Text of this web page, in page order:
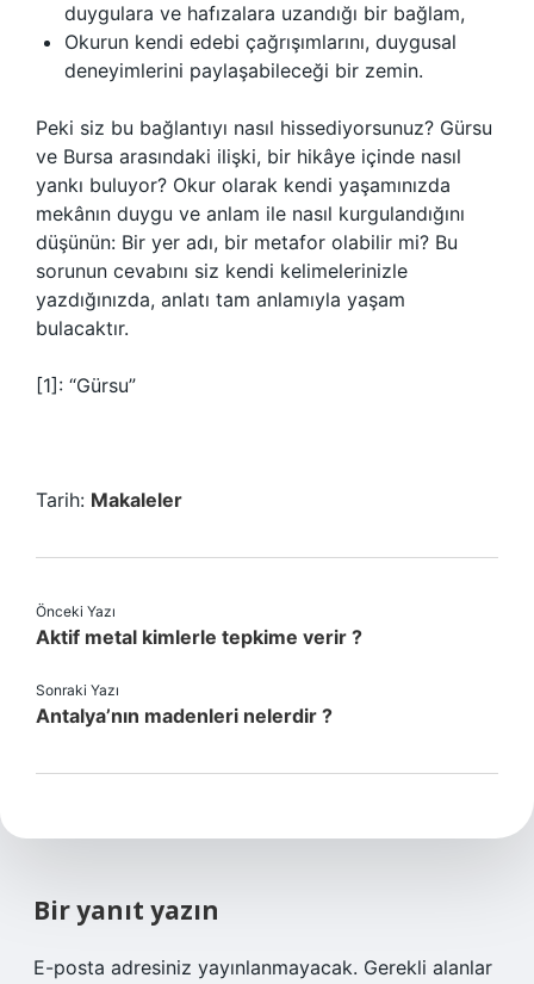
duygulara ve hafızalara uzandığı bir bağlam,
Okurun kendi edebi çağrışımlarını, duygusal
deneyimlerini paylaşabileceği bir zemin.
Peki siz bu bağlantıyı nasıl hissediyorsunuz? Gürsu
ve Bursa arasındaki ilişki, bir hikâye içinde nasıl
yankı buluyor? Okur olarak kendi yaşamınızda
mekânın duygu ve anlam ile nasıl kurgulandığını
düşünün: Bir yer adı, bir metafor olabilir mi? Bu
sorunun cevabını siz kendi kelimelerinizle
yazdığınızda, anlatı tam anlamıyla yaşam
bulacaktır.
[1]: “Gürsu”
Tarih: Makaleler
Önceki Yazı
Aktif metal kimlerle tepkime verir ?
Sonraki Yazı
Antalya’nın madenleri nelerdir ?
Bir yanıt yazın
E-posta adresiniz yayınlanmayacak. Gerekli alanlar